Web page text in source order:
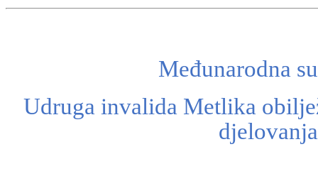
Međunarodna
Udruga invalida Metlika
djelovanja